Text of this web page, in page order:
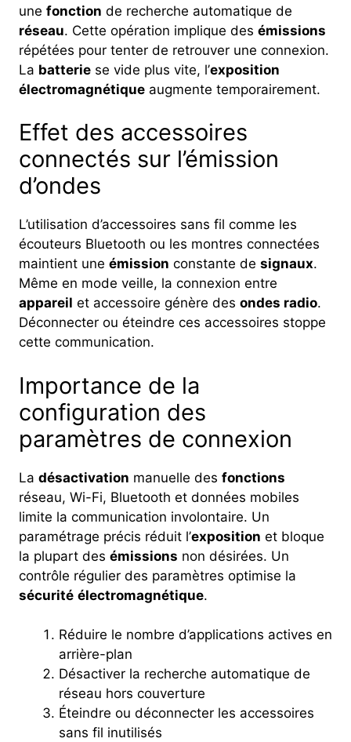
une fonction de recherche automatique de
réseau. Cette opération implique des émissions
répétées pour tenter de retrouver une connexion.
La batterie se vide plus vite, l’exposition
électromagnétique augmente temporairement.
Effet des accessoires
connectés sur l’émission
d’ondes
L’utilisation d’accessoires sans fil comme les
écouteurs Bluetooth ou les montres connectées
maintient une émission constante de signaux.
Même en mode veille, la connexion entre
appareil et accessoire génère des ondes radio.
Déconnecter ou éteindre ces accessoires stoppe
cette communication.
Importance de la
configuration des
paramètres de connexion
La désactivation manuelle des fonctions
réseau, Wi-Fi, Bluetooth et données mobiles
limite la communication involontaire. Un
paramétrage précis réduit l’exposition et bloque
la plupart des émissions non désirées. Un
contrôle régulier des paramètres optimise la
sécurité électromagnétique.
Réduire le nombre d’applications actives en
arrière-plan
Désactiver la recherche automatique de
réseau hors couverture
Éteindre ou déconnecter les accessoires
sans fil inutilisés